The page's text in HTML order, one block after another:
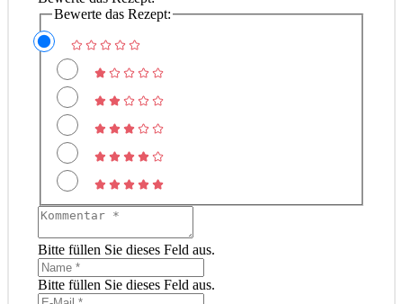
Bewerte das Rezept:
Bitte füllen Sie dieses Feld aus.
Bitte füllen Sie dieses Feld aus.